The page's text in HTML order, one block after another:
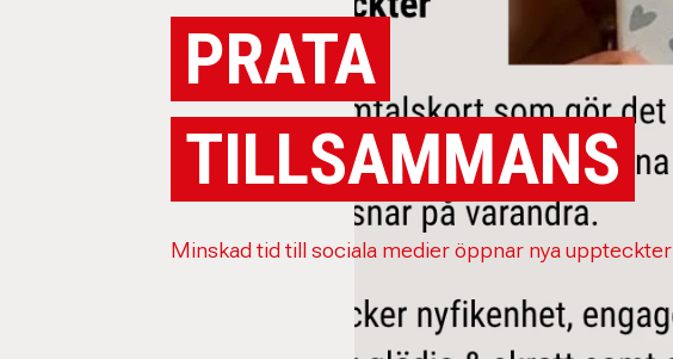
PRATA
TILLSAMMANS
Minskad tid till sociala medier öppnar nya uppteckter